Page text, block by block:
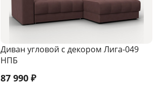
Диван угловой с декором Лига-049
НПБ
87 990 ₽